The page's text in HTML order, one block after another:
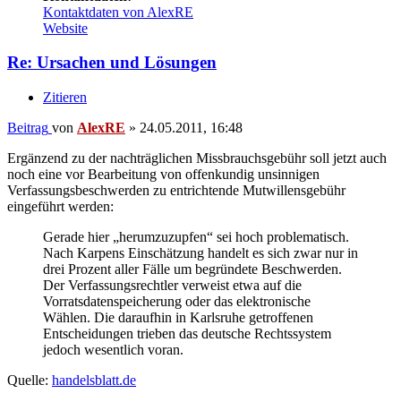
AlexRE
Administrator
Registriert:16.12.2008, 16:24
Kontaktdaten von AlexRE
Website
Zitieren
Beitrag vonAlexRE
Das habe ich gerade auf demPartnerforum realizationgeschrieben:
Gleichzeitig kritisieren wir ebenso wie die Berliner
Gerichtspräsidentin politische Planspiele, nicht die
Verwaltungen – als nach unserer Erfahrung eigentliche
Verursacher der Klageflut – sondern vielmehr die
Opfer, die Hartz IV-“Kunden“ mit Gerichtsgebühren zu
belasten und ihnen damit faktisch jeglichen Zugang zu